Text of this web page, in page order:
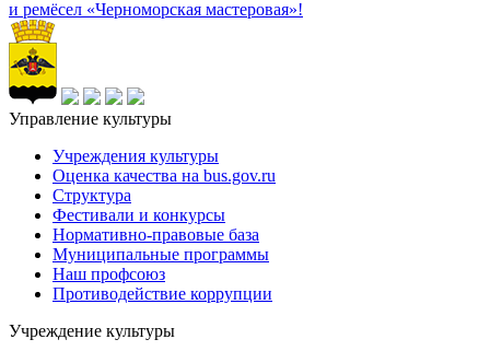
и ремёсел «Черноморская мастеровая»!
Управление культуры
Учреждения культуры
Оценка качества на bus.gov.ru
Структура
Фестивали и конкурсы
Нормативно-правовые база
Муниципальные программы
Наш профсоюз
Противодействие коррупции
Учреждение культуры